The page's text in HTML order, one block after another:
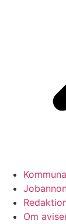
Om